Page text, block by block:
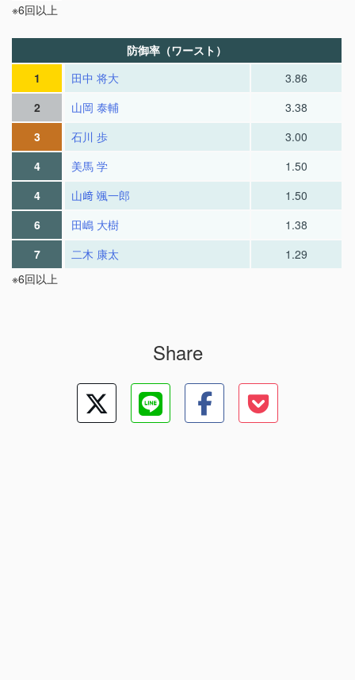
※6回以上
防御率（ワースト）
1
田中 将大
3.86
2
山岡 泰輔
3.38
3
石川 歩
3.00
4
美馬 学
1.50
4
山﨑 颯一郎
1.50
6
田嶋 大樹
1.38
7
二木 康太
1.29
※6回以上
Share